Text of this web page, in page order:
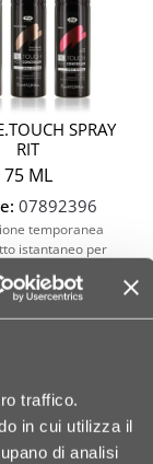
traffico.
in cui utilizza il
di analisi
SPRAY
RIT
75 ML
07892396
temporanea
istantaneo per
10,95